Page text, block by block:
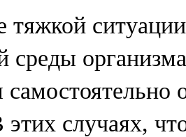
тяжкой
среды
случаях,